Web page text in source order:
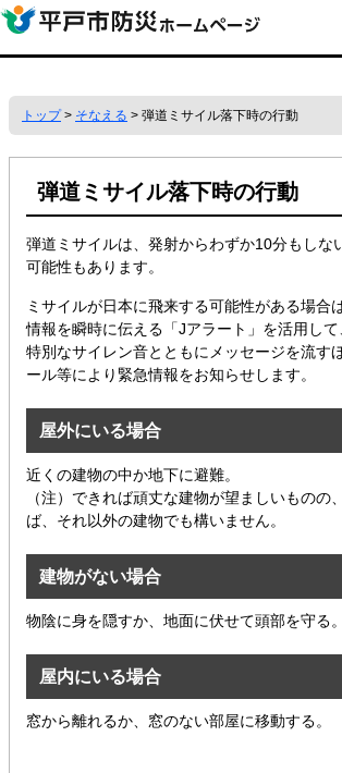
本
文
へ
動
トップ> そなえる > 弾道ミサイル落下時の行動
弾道ミサイル落下時の行動
弾道ミサイルは、発射からわずか10分もしな
可能性もあります。
ミサイルが日本に飛来する可能性がある場合
情報を瞬時に伝える「Jアラート」を活用し
特別なサイレン音とともにメッセージを流す
ール等により緊急情報をお知らせします。
屋外にいる場合
近くの建物の中か地下に避難。
（注）できれば頑丈な建物が望ましいものの
ば、それ以外の建物でも構いません。
建物がない場合
物陰に身を隠すか、地面に伏せて頭部を守る。
屋内にいる場合
窓から離れるか、窓のない部屋に移動する。